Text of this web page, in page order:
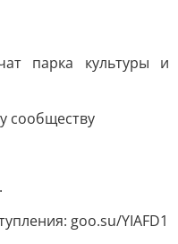
парка культуры и
сообществу
goo.su/YIAFD1